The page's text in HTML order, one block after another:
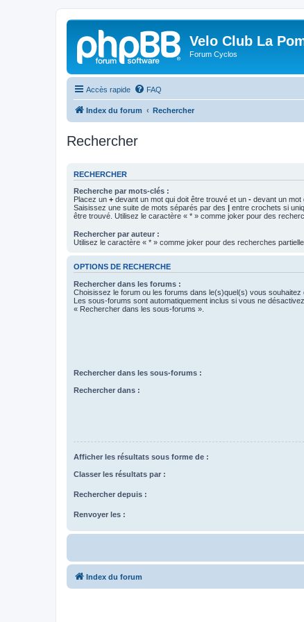
Velo Club La
Forum Cyclos
Accès rapide FAQ
Index du forum Rechercher
Rechercher
RECHERCHER
Recherche par mots-clés :
Placez un + devant un mot qui doit être trouvé et un - devant un mot
Saisissez une suite de mots séparés par des | entre crochets si
être trouvé. Utilisez le caractère « * » comme joker pour des
Rechercher par auteur :
Utilisez le caractère « * » comme joker pour des recherches
OPTIONS DE RECHERCHE
Rechercher dans les forums :
Choisissez le forum ou les forums dans le(s)quel(s) vous souhaitez
Les sous-forums sont automatiquement inclus si vous ne
« Rechercher dans les sous-forums ».
Rechercher dans les sous-forums :
Rechercher dans :
Afficher les résultats sous forme de :
Classer les résultats par :
Rechercher depuis :
Renvoyer les :
Index du forum